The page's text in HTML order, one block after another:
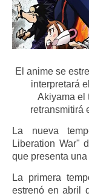
El anime se
interpretará
Akiyama el
retransmitirá
La nueva
Liberation War"
que presenta
La primera
estrenó en abril